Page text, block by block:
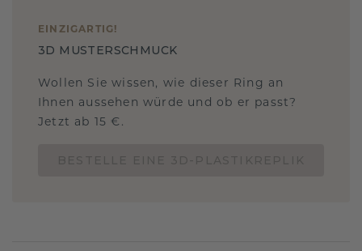
EINZIGARTIG !
3D MUSTERSCHMUCK
Wollen Sie wissen, wie dieser Ring an
Ihnen aussehen würde und ob er passt?
Jetzt ab 15 €.